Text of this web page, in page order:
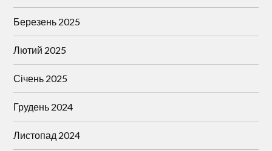
Березень 2025
Лютий 2025
Січень 2025
Грудень 2024
Листопад 2024